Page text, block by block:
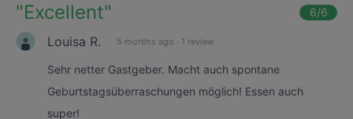
"Excellent" 6/6
Louisa R. 5 months ago · 1 review
Sehr netter Gastgeber. Macht auch spontane
Geburtstagsüberraschungen möglich! Essen auch
super!